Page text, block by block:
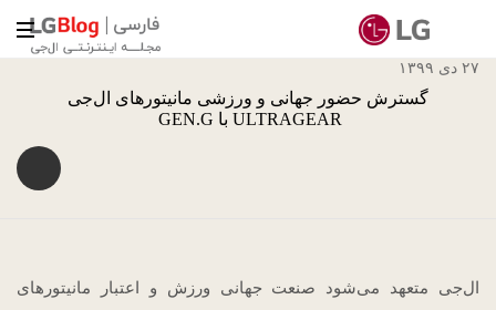
۲۷ دی ۱۳۹۹
گسترش حضور جهانی و ورزشی مانیتورهای ال‌جی
ULTRAGEAR با GEN.G
ال‌جی متعهد می‌شود صنعت جهانی ورزش و اعتبار مانیتورهای